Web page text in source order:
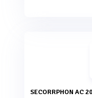
SECORRPHON AC